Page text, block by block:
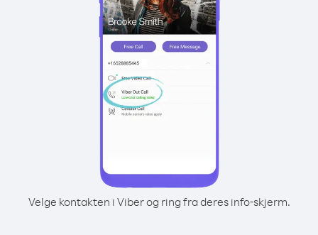
Velge kontakten i Viber og ring fra deres info-skjerm.